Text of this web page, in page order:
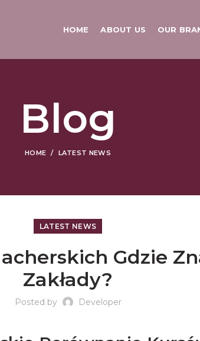
HOME ABOUT US OUR
Blog
HOME LATEST NEWS
LATEST NEWS
Gdzie
Zakłady?
Posted by Developer